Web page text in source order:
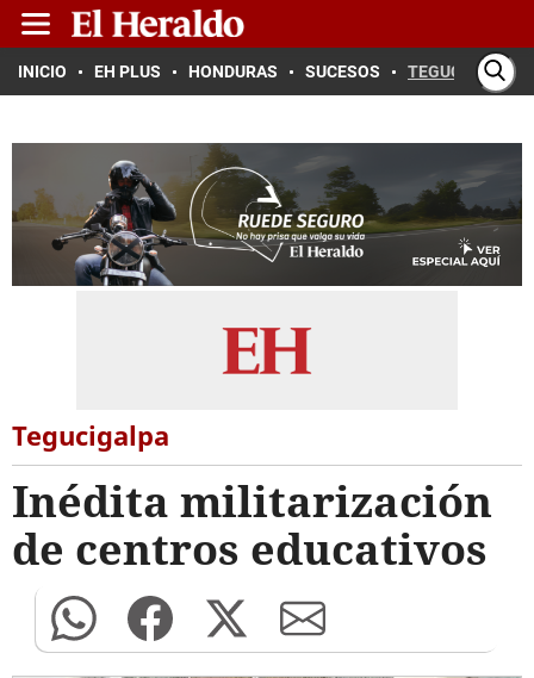
INICIO EH PLUS HONDURAS SUCESOS TEGUCIGALPA
Tegucigalpa
Inédita militarización
de centros educativos